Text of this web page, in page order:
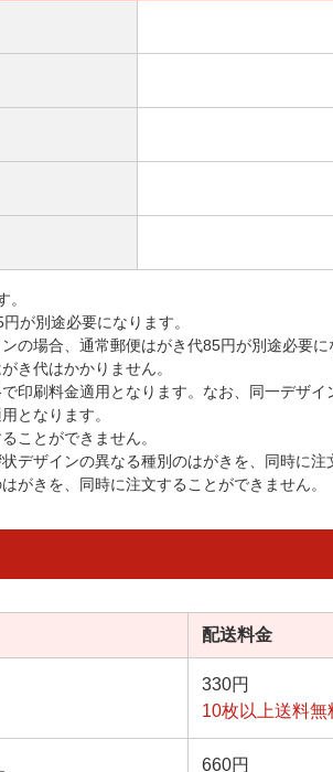
が別途必要になります。
の場合、通常郵便はがき代85円が別途必要に
き代はかかりません。
印刷料金適用となります。なお、同一デザ
となります。
ことができません。
デザインの異なる種別のはがきを、同時に注
がきを、同時に注文することができません。
配送料金
330円
10枚以上送料無
660円